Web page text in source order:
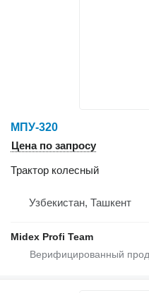
МПУ-320
Цена по запросу
Трактор колесный
Узбекистан, Ташкент
Midex Profi Team